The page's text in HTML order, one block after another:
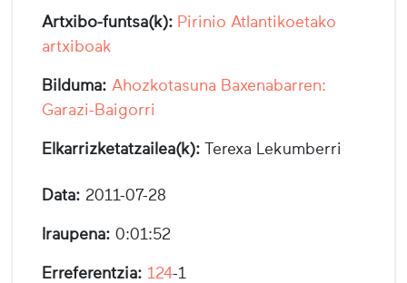
Artxibo-funtsa(k): Pirinio Atlantikoetako
artxiboak
Bilduma: Ahozkotasuna Baxenabarren:
Garazi-Baigorri
Elkarrizketatzailea(k): Terexa Lekumberri
Data: 2011-07-28
Iraupena: 0:01:52
Erreferentzia: 124-1